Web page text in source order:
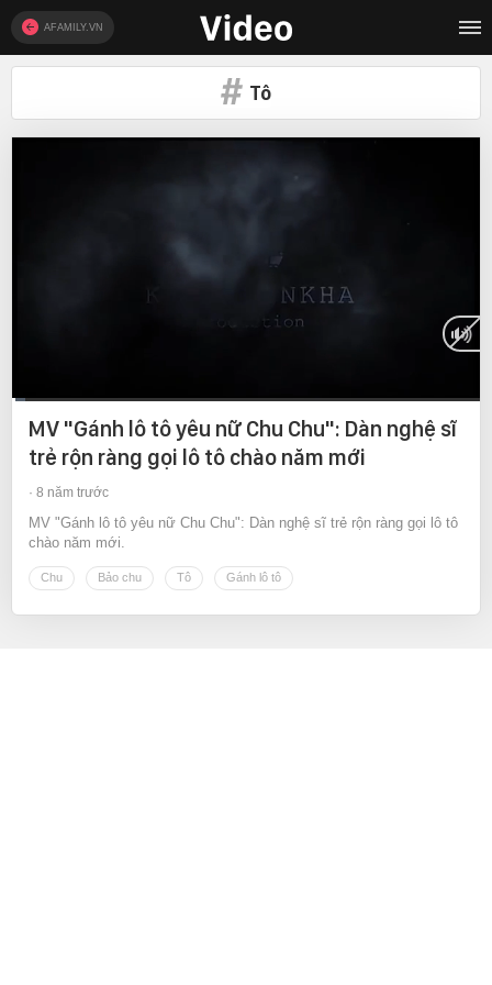
AFAMILY.VN
Tô
Time
Duration
22:01
MV "Gánh lô tô yêu nữ Chu Chu": Dàn nghệ sĩ
trẻ rộn ràng gọi lô tô chào năm mới
8 năm trước
MV "Gánh lô tô yêu nữ Chu Chu": Dàn nghệ sĩ trẻ rộn ràng gọi lô tô
chào năm mới.
Chu Bảo chu Tô Gánh lô tô